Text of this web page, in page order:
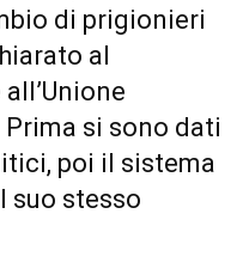
di prigionieri
al
si sono dati
poi il sistema
suo stesso